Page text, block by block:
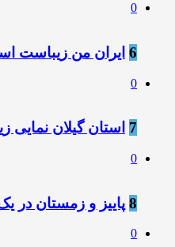
0
6 ایران من زیباست
0
7 استان گیلان نمایی
0
8 پاییز و زمستان در
0